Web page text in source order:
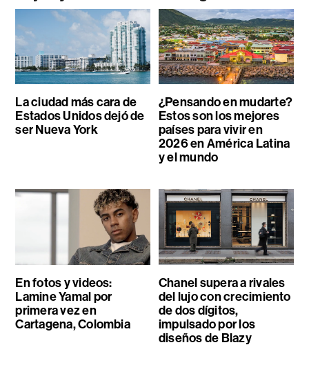
La ciudad más cara de
Estados Unidos dejó de
ser Nueva York
¿Pensando en mudarte?
Estos son los mejores
países para vivir en
2026 en América Latina
y el mundo
En fotos y videos:
Lamine Yamal por
primera vez en
Cartagena, Colombia
Chanel supera a rivales
del lujo con crecimiento
de dos dígitos,
impulsado por los
diseños de Blazy